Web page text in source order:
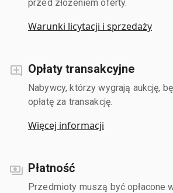
przed złożeniem oferty.
Warunki licytacji i sprzedaży
Opłaty transakcyjne
Nabywcy, którzy wygrają aukcję,
opłatę za transakcję.
Więcej informacji
Płatność
Przedmioty muszą być opłacone